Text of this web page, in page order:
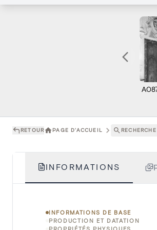
RETOUR PAGE D'ACCUEIL RECHERCHE
INFORMATIONS
INFORMATIONS DE BASE
PRODUCTION ET DATATION